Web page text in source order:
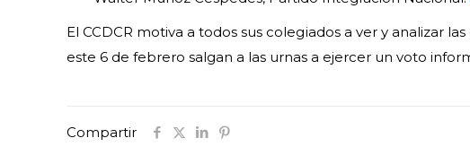
El CCDCR motiva a todos sus colegiados a ver y analizar
este 6 de febrero salgan a las urnas a ejercer un voto
Compartir